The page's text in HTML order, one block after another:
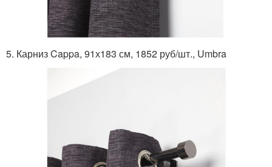
5. Карниз Cappa, 91х183 см, 1852 руб/шт., Umbra